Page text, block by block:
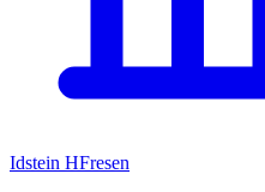
Idstein HFresen